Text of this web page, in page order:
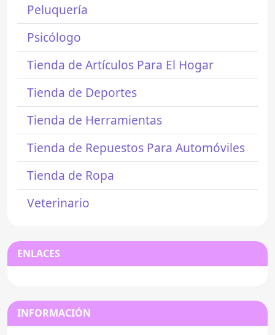
Peluquería
Psicólogo
Tienda de Artículos Para El Hogar
Tienda de Deportes
Tienda de Herramientas
Tienda de Repuestos Para Automóviles
Tienda de Ropa
Veterinario
ENLACES
INFORMACIÓN